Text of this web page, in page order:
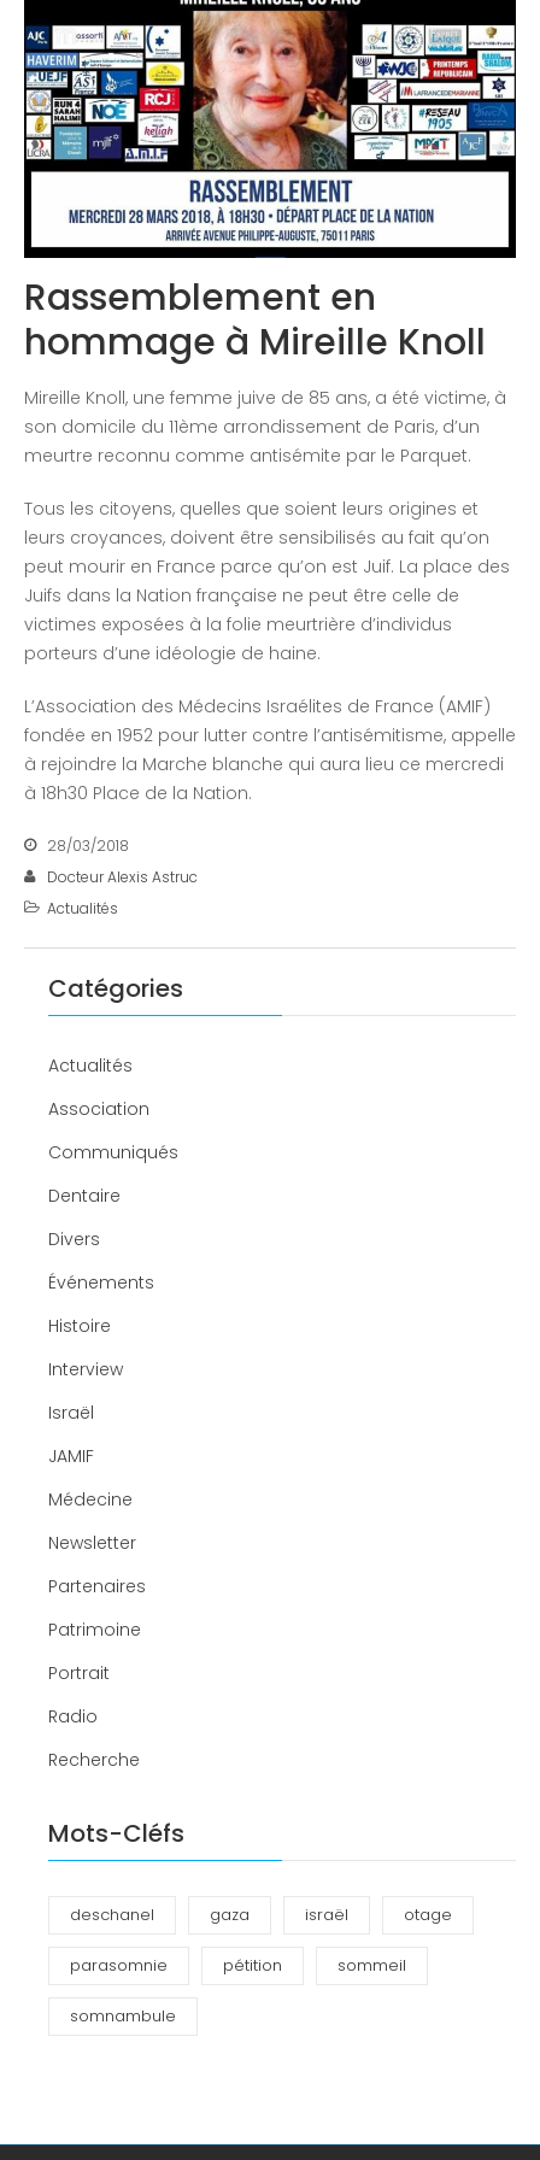
Congrès 2020
Rassemblement en
hommage à Mireille Knoll
Mireille Knoll, une femme juive de 85 ans, a été victime, à
son domicile du 11ème arrondissement de Paris, d’un
meurtre reconnu comme antisémite par le Parquet.
Tous les citoyens, quelles que soient leurs origines et
leurs croyances, doivent être sensibilisés au fait qu’on
peut mourir en France parce qu’on est Juif. La place des
Juifs dans la Nation française ne peut être celle de
victimes exposées à la folie meurtrière d’individus
porteurs d’une idéologie de haine.
L’Association des Médecins Israélites de France (AMIF)
fondée en 1952 pour lutter contre l’antisémitisme, appelle
à rejoindre la Marche blanche qui aura lieu ce mercredi
à 18h30 Place de la Nation.
28/03/2018
Docteur Alexis Astruc
Actualités
Catégories
Actualités
Association
Communiqués
Dentaire
Divers
Événements
Histoire
Interview
Israël
JAMIF
Médecine
Newsletter
Partenaires
Patrimoine
Portrait
Radio
Recherche
Mots-Cléfs
deschanel gaza israël otage
parasomnie pétition sommeil
somnambule